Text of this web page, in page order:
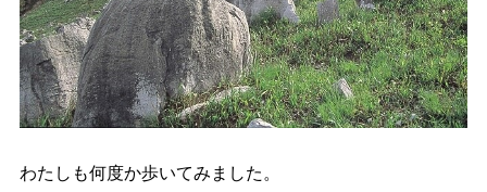
わたしも何度か歩いてみました。